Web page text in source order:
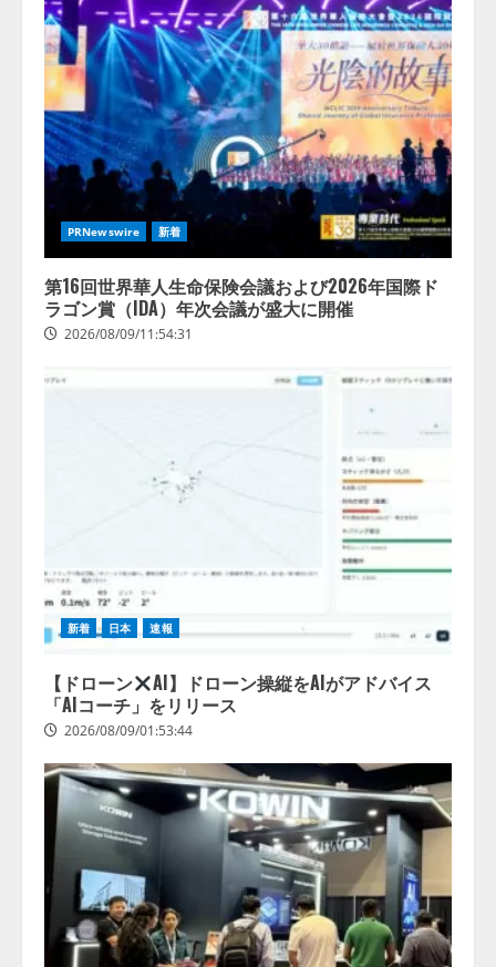
PRNewswire 新着
第16回世界華人生命保険会議および2026年国際ド
ラゴン賞（IDA）年次会議が盛大に開催
2026/08/09/11:54:31
新着 日本 速報
【ドローン
AI】ドローン操縦をAIがアドバイス
「AIコーチ」をリリース
2026/08/09/01:53:44